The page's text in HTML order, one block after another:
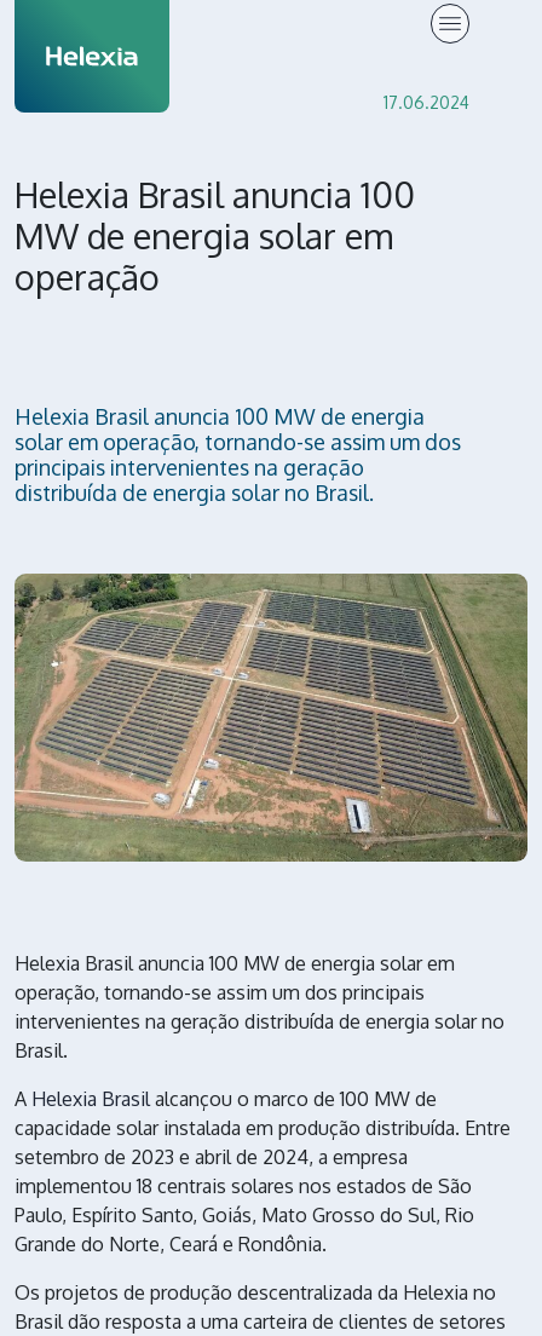
Press Release 17.06.2024
Helexia Brasil anuncia 100
MW de energia solar em
operação
Helexia Brasil anuncia 100 MW de energia
solar em operação, tornando-se assim um dos
principais intervenientes na geração
distribuída de energia solar no Brasil.
Helexia Brasil anuncia 100 MW de energia solar em
operação, tornando-se assim um dos principais
intervenientes na geração distribuída de energia solar no
Brasil.
A Helexia Brasilalcançou o marco de 100 MW de
capacidade solar instalada em produção distribuída. Entre
setembro de 2023 e abril de 2024, a empresa
implementou 18 centrais solares nos estados de São
Paulo, Espírito Santo, Goiás, Mato Grosso do Sul, Rio
Grande do Norte, Ceará e Rondônia.
Os projetos de produção descentralizada da Helexia no
Brasil dão resposta a uma carteira de clientes de setores